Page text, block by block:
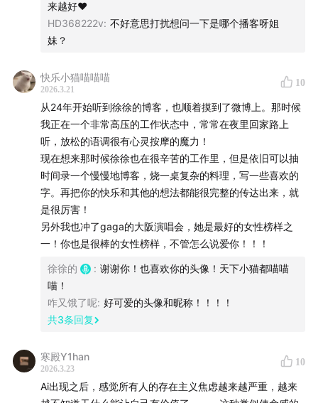
【节目主播】徐徐：在日电视台民工、美食博主
【收听平台】小宇宙 | Apple｜Spotify｜网易云｜豆瓣｜
【信件】jojotekipodcast@gmail.com
是否足够有力量，是否能够表达我的一点点认可。听完这一
期还有之前的一些，我小时候也是一个对自己很狠的人，始
终被优绩主义裹挟着，我以前总觉得我一定得做到些什么我
梦想，不需要我做到些什么，我每天开开心心的，她就会说
看你开心真好。但是因为对于生活有热爱，非常希望自己的
灵魂是充实的，总还是想自己能够做到些想要的，但是我现
在过得并不太如意，我以前总是无法真正放下这些想做的，
无法真正释怀自己做不到，后来普通的一天不知道为什么，
我在浴室里擦干水雾看到我自己的眼睛，我好想又懂了我真
正想要的是什么，我总是焦虑于我是否做到了是否能做到，
却忘记了我为此付诸努力的时候我已经站在路上了。我觉得
我好像比别人绕了大远路，可是远路的风景很多人也未曾见
过。终于我可以对自己说，停下来，不往前，也可以很幸
象或者不太合时宜又或者太普通？但是最后我想说，祝徐徐
能够永远忠于自己的内心，永远能够敏锐的察觉到自己的模
样，永远幸福健康。
来越好❤️
HD368222v: 不好意思打扰想问一下是哪个播客呀姐
妹？
快乐小猫喵喵喵
2026.3.21
10
从24年开始听到徐徐的博客，也顺着摸到了微博上。那时候
我正在一个非常高压的工作状态中，常常在夜里回家路上
听，放松的语调很有心灵按摩的魔力！
现在想来那时候徐徐也在很辛苦的工作里，但是依旧可以抽
时间录一个慢慢地博客，烧一桌复杂的料理，写一些喜欢的
字。再把你的快乐和其他的想法都能很完整的传达出来，就
是很厉害！
另外我也冲了gaga的大阪演唱会，她是最好的女性榜样之
一！你也是很棒的女性榜样，不管怎么说爱你！！！
徐徐的 : 谢谢你！也喜欢你的头像！天下小猫都喵喵
喵！
咋又饿了呢: 好可爱的头像和昵称！！！！
共3条回复
寒殿Y1han
2026.3.23
10
Ai出现之后，感觉所有人的存在主义焦虑越来越严重，越来